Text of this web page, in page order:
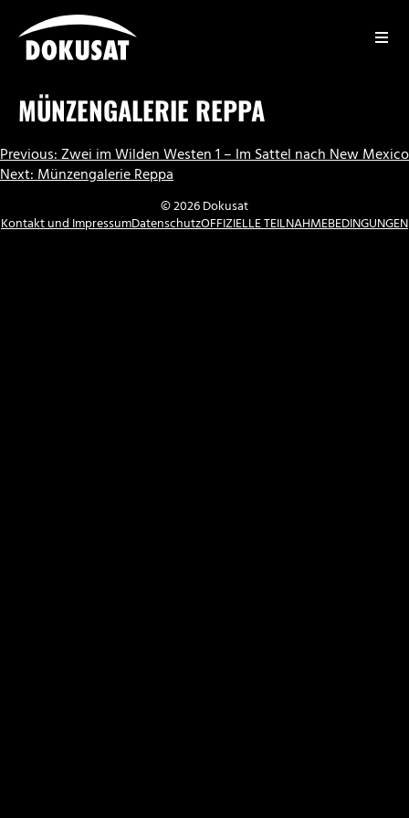
Inhalt
springen
MÜNZENGALERIE REPPA
BEITRAGSNAVIGATION
Previous:Zwei im Wilden Westen 1 – Im Sattel nach New Mexico
Next:Münzengalerie Reppa
© 2026 Dokusat
Kontakt und ImpressumDatenschutzOFFIZIELLE TEILNAHMEBEDINGUNGEN